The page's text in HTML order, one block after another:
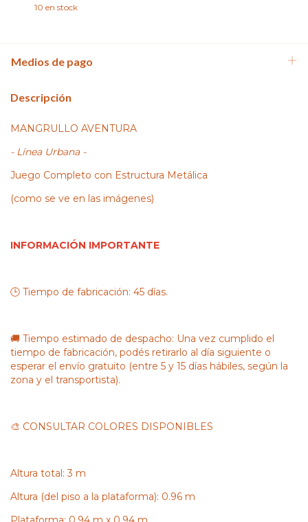
10 en stock
Medios de pago
Descripción
MANGRULLO AVENTURA
- Línea Urbana -
Juego Completo con Estructura Metálica
(como se ve en las imágenes)
INFORMACIÓN IMPORTANTE
🕒 Tiempo de fabricación: 45 días.
🚚 Tiempo estimado de despacho: Una vez cumplido el
tiempo de fabricación, podés retirarlo al día siguiente o
esperar el envío gratuito (entre 5 y 15 días hábiles, según la
zona y el transportista).
🎨 CONSULTAR COLORES DISPONIBLES
Altura total: 3 m
Altura (del piso a la plataforma): 0.96 m